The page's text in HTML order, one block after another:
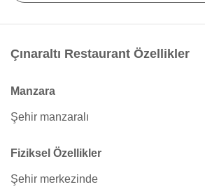
Çınaraltı Restaurant Özellikler
Manzara
Şehir manzaralı
Fiziksel Özellikler
Şehir merkezinde